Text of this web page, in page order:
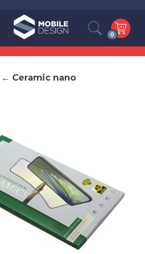
0
← Ceramic nano